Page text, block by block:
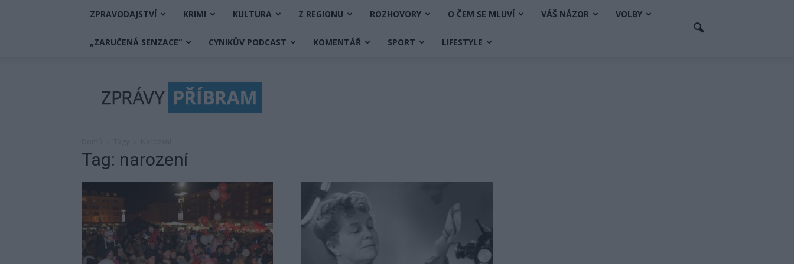
ZPRAVODAJSTVÍ KRIMI KULTURA Z REGIONU ROZHOVORY O ČEM SE MLUVÍ VÁŠ NÁZOR VOLBY
„ZARUČENÁ SENZACE“ CYNIKŮV PODCAST KOMENTÁŘ SPORT LIFESTYLE
Příbram
Tag: narození